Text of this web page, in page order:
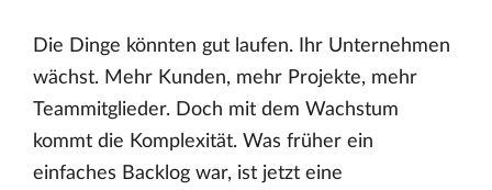
Die Dinge könnten gut laufen. Ihr Unternehmen
wächst. Mehr Kunden, mehr Projekte, mehr
Teammitglieder. Doch mit dem Wachstum
kommt die Komplexität. Was früher ein
einfaches Backlog war, ist jetzt eine